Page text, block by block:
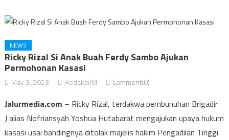
NEWS
Ricky Rizal Si Anak Buah Ferdy Sambo Ajukan
Permohonan Kasasi
May 3, 2023 RedaksiJM Comment(0)
Jalurmedia.com – Ricky Rizal, terdakwa pembunuhan Brigadir
J alias Nofriansyah Yoshua Hutabarat mengajukan upaya hukum
kasasi usai bandingnya ditolak majelis hakim Pengadilan Tinggi